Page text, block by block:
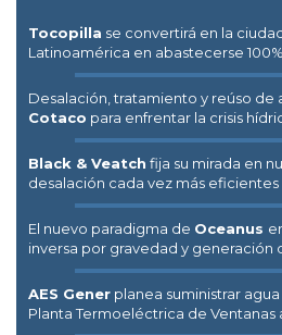
Tocopilla se convertirá en la
Latinoamérica en abastecerse
Desalación, tratamiento y reúso de
Cotaco para enfrentar la crisis
Black & Veatch fija su mirada en
desalación cada vez más eficientes
El nuevo paradigma de Oceanus
inversa por gravedad y generación
AES Gener planea suministrar
Planta Termoeléctrica de Ventanas